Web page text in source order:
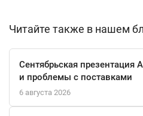
гарантирует быструю передачу
соединение в любых условиях.
до 33 часов воспроизведения
Читайте также в нашем
Сентябрьская презентация
и проблемы с поставками
6 августа 2026